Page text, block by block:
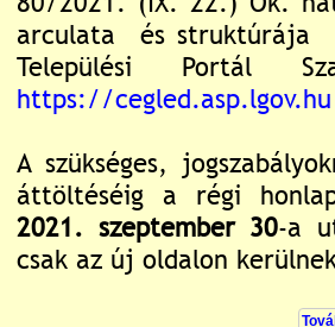
Va
Cegléd Város
Értékvédelmi Bizottsága
ülést tart, melyre
Helyszín:Városháza I. emeleti
2700 Cegléd,
Napirend (részletes
Nyilvános